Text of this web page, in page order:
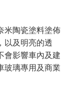
米陶瓷塗料塗佈
以及明亮的透
會影響車內及建
玻璃專用及商業